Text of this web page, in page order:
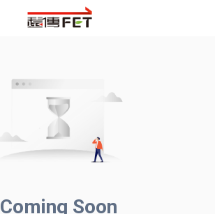
Coming Soon